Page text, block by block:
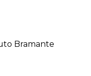
Bramante